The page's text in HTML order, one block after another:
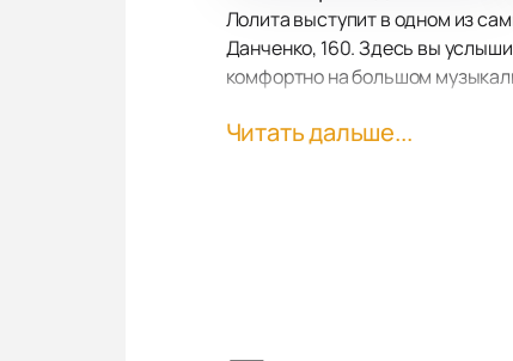
Лолита выступит в одном из
Данченко, 160. Здесь вы
комфортно на большом
О концерте
вы можете
Читать дальше...